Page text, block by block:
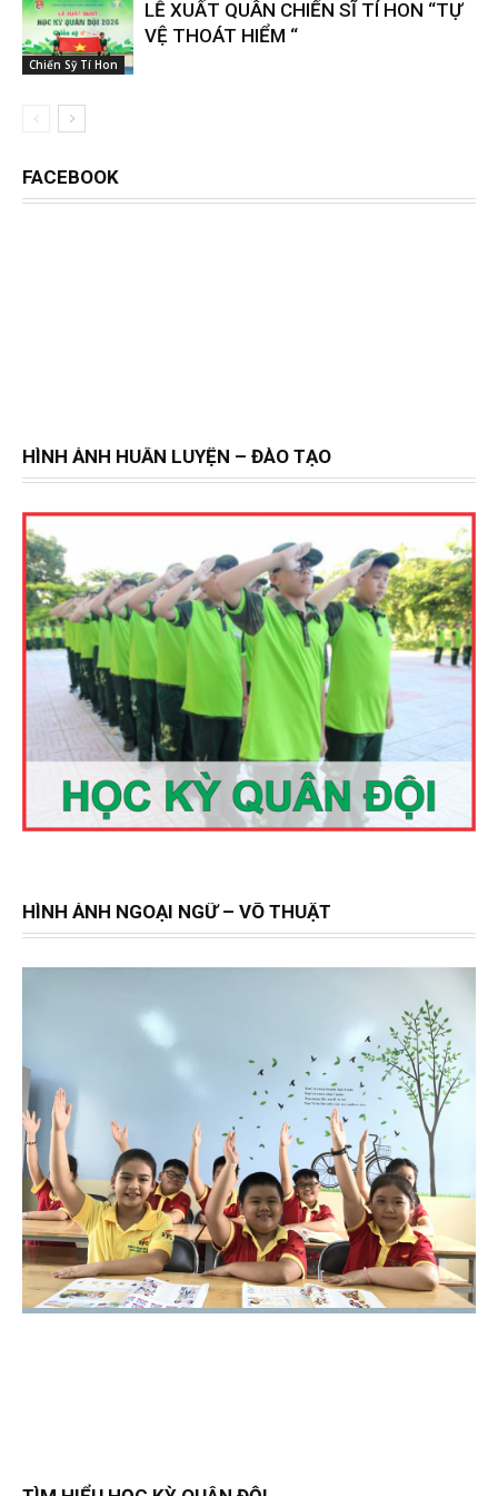
Chiến Sỹ Tí Hon
LỄ XUẤT QUÂN CHIẾN SĨ TÍ HON “TỰ
VỆ THOÁT HIỂM “
FACEBOOK
HÌNH ẢNH HUẤN LUYỆN – ĐÀO TẠO
HÌNH ẢNH NGOẠI NGỮ – VÕ THUẬT